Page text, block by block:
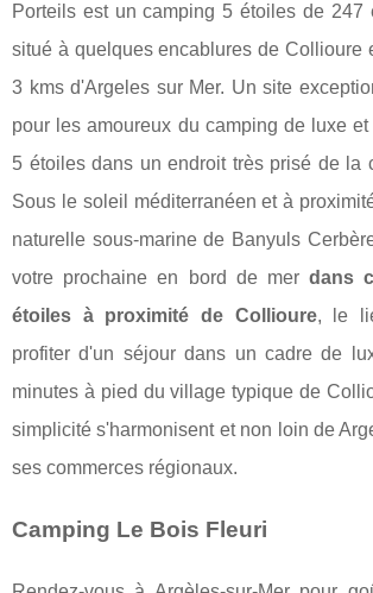
Porteils est un camping 5 étoiles de 247
situé à quelques encablures de Collioure
3 kms d'Argeles sur Mer. Un site
pour les amoureux du camping de luxe
5 étoiles dans un endroit très prisé de la
Sous le soleil méditerranéen et à
naturelle sous-marine de Banyuls
votre prochaine en bord de merdans
étoiles à proximité de Collioure, le
profiter d'un séjour dans un cadre de
minutes à pied du village typique de
simplicité s'harmonisent et non loin de
ses commerces régionaux.
Camping Le Bois Fleuri